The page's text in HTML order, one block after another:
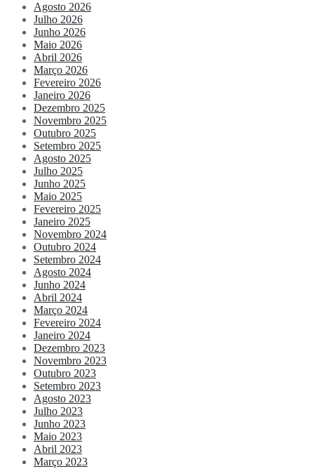
Agosto 2026
Julho 2026
Junho 2026
Maio 2026
Abril 2026
Março 2026
Fevereiro 2026
Janeiro 2026
Dezembro 2025
Novembro 2025
Outubro 2025
Setembro 2025
Agosto 2025
Julho 2025
Junho 2025
Maio 2025
Fevereiro 2025
Janeiro 2025
Novembro 2024
Outubro 2024
Setembro 2024
Agosto 2024
Junho 2024
Abril 2024
Março 2024
Fevereiro 2024
Janeiro 2024
Dezembro 2023
Novembro 2023
Outubro 2023
Setembro 2023
Agosto 2023
Julho 2023
Junho 2023
Maio 2023
Abril 2023
Março 2023